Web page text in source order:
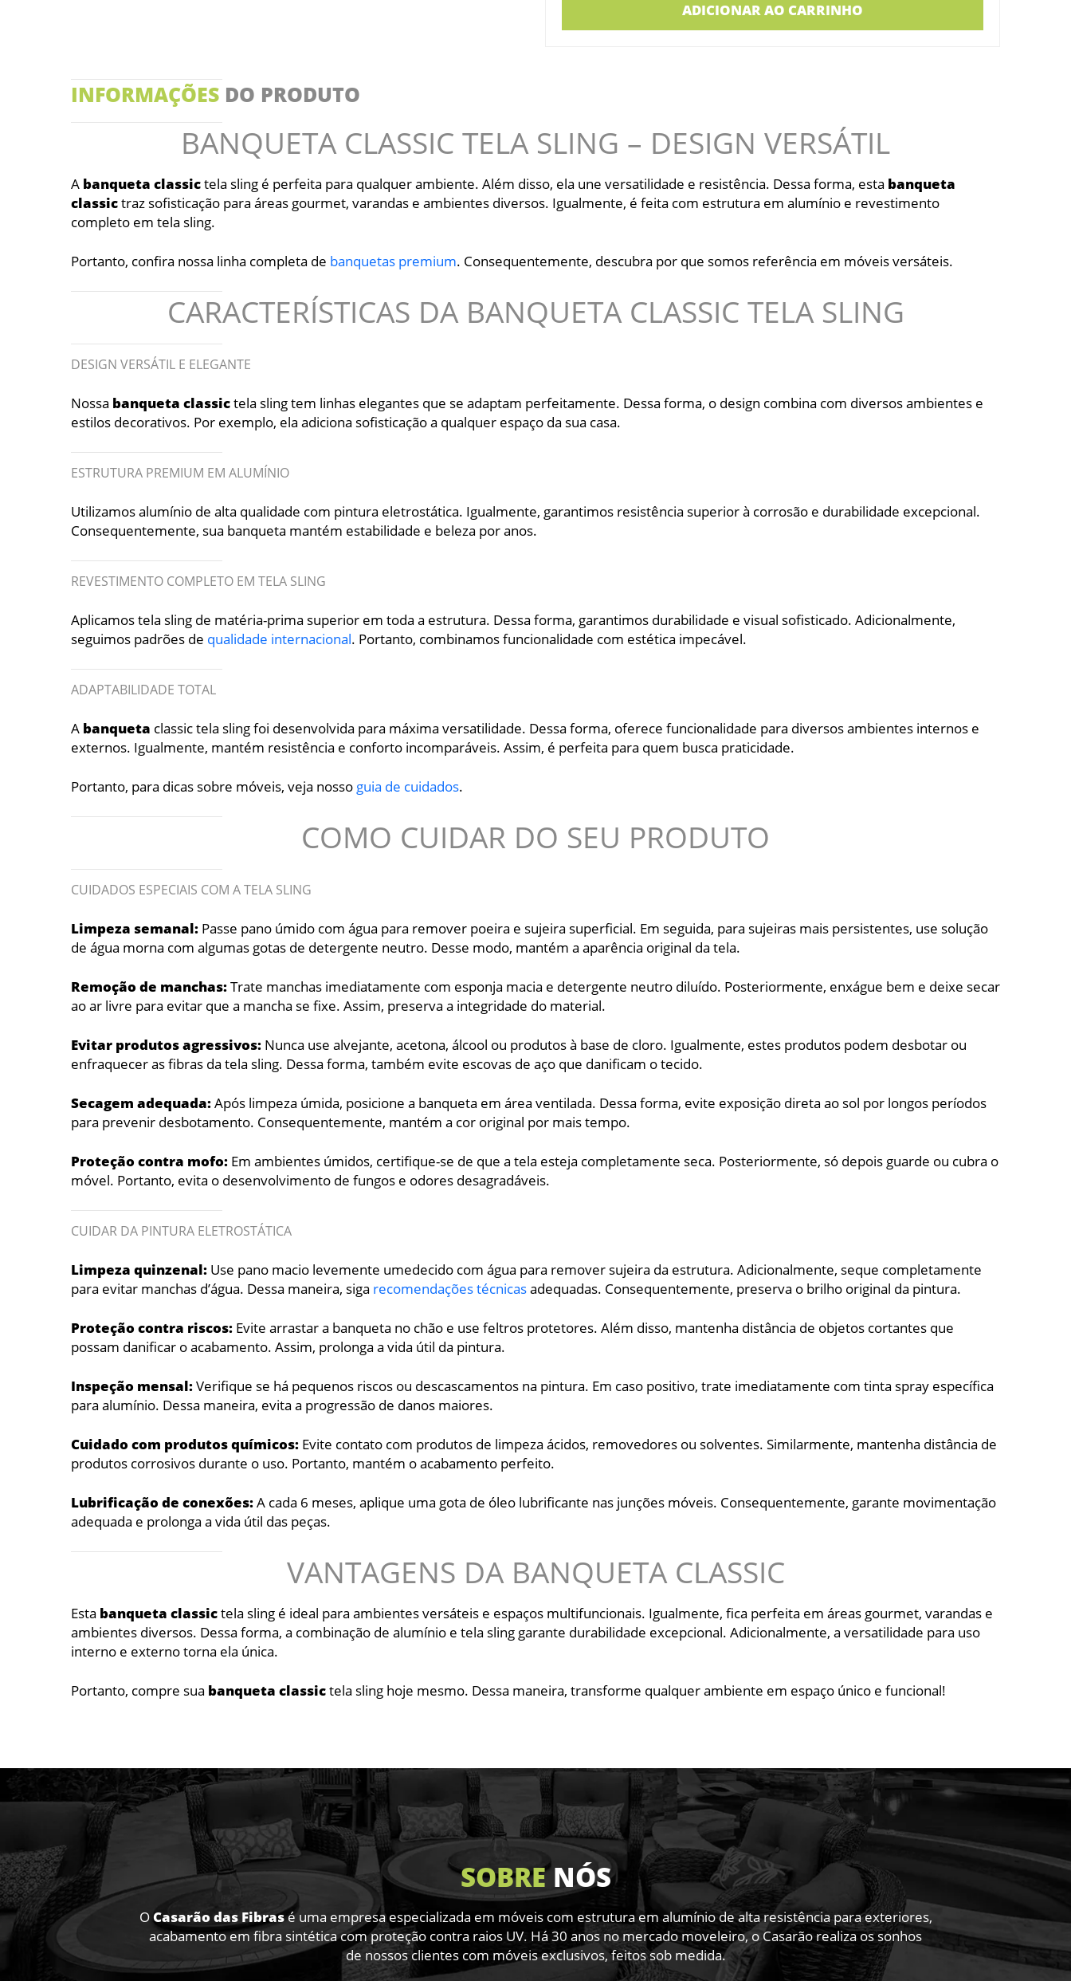
ADICIONAR AO CARRINHO
INFORMAÇÕES DO PRODUTO
BANQUETA CLASSIC TELA SLING – DESIGN VERSÁTIL
A banqueta classictela sling é perfeita para qualquer ambiente. Além disso, ela une versatilidade e resistência. Dessa forma, esta banqueta
classictraz sofisticação para áreas gourmet, varandas e ambientes diversos. Igualmente, é feita com estrutura em alumínio e revestimento
completo em tela sling.
Portanto, confira nossa linha completa de banquetas premium. Consequentemente, descubra por que somos referência em móveis versáteis.
CARACTERÍSTICAS DA BANQUETA CLASSIC TELA SLING
DESIGN VERSÁTIL E ELEGANTE
Nossa banqueta classictela sling tem linhas elegantes que se adaptam perfeitamente. Dessa forma, o design combina com diversos ambientes e
estilos decorativos. Por exemplo, ela adiciona sofisticação a qualquer espaço da sua casa.
ESTRUTURA PREMIUM EM ALUMÍNIO
Utilizamos alumínio de alta qualidade com pintura eletrostática. Igualmente, garantimos resistência superior à corrosão e durabilidade excepcional.
Consequentemente, sua banqueta mantém estabilidade e beleza por anos.
REVESTIMENTO COMPLETO EM TELA SLING
Aplicamos tela sling de matéria-prima superior em toda a estrutura. Dessa forma, garantimos durabilidade e visual sofisticado. Adicionalmente,
seguimos padrões de qualidade internacional. Portanto, combinamos funcionalidade com estética impecável.
ADAPTABILIDADE TOTAL
A banqueta classic tela sling foi desenvolvida para máxima versatilidade. Dessa forma, oferece funcionalidade para diversos ambientes internos e
externos. Igualmente, mantém resistência e conforto incomparáveis. Assim, é perfeita para quem busca praticidade.
Portanto, para dicas sobre móveis, veja nosso guia de cuidados.
COMO CUIDAR DO SEU PRODUTO
CUIDADOS ESPECIAIS COM A TELA SLING
Limpeza semanal: Passe pano úmido com água para remover poeira e sujeira superficial. Em seguida, para sujeiras mais persistentes, use solução
de água morna com algumas gotas de detergente neutro. Desse modo, mantém a aparência original da tela.
Remoção de manchas:Trate manchas imediatamente com esponja macia e detergente neutro diluído. Posteriormente, enxágue bem e deixe secar
ao ar livre para evitar que a mancha se fixe. Assim, preserva a integridade do material.
Evitar produtos agressivos: Nunca use alvejante, acetona, álcool ou produtos à base de cloro. Igualmente, estes produtos podem desbotar ou
enfraquecer as fibras da tela sling. Dessa forma, também evite escovas de aço que danificam o tecido.
Secagem adequada:Após limpeza úmida, posicione a banqueta em área ventilada. Dessa forma, evite exposição direta ao sol por longos períodos
para prevenir desbotamento. Consequentemente, mantém a cor original por mais tempo.
Proteção contra mofo: Em ambientes úmidos, certifique-se de que a tela esteja completamente seca. Posteriormente, só depois guarde ou cubra o
móvel. Portanto, evita o desenvolvimento de fungos e odores desagradáveis.
CUIDAR DA PINTURA ELETROSTÁTICA
Limpeza quinzenal: Use pano macio levemente umedecido com água para remover sujeira da estrutura. Adicionalmente, seque completamente
para evitar manchas d’água. Dessa maneira, siga recomendações técnicasadequadas. Consequentemente, preserva o brilho original da pintura.
Proteção contra riscos: Evite arrastar a banqueta no chão e use feltros protetores. Além disso, mantenha distância de objetos cortantes que
possam danificar o acabamento. Assim, prolonga a vida útil da pintura.
Inspeção mensal:Verifique se há pequenos riscos ou descascamentos na pintura. Em caso positivo, trate imediatamente com tinta spray específica
para alumínio. Dessa maneira, evita a progressão de danos maiores.
Cuidado com produtos químicos: Evite contato com produtos de limpeza ácidos, removedores ou solventes. Similarmente, mantenha distância de
produtos corrosivos durante o uso. Portanto, mantém o acabamento perfeito.
Lubrificação de conexões:A cada 6 meses, aplique uma gota de óleo lubrificante nas junções móveis. Consequentemente, garante movimentação
adequada e prolonga a vida útil das peças.
VANTAGENS DA BANQUETA CLASSIC
Esta banqueta classictela sling é ideal para ambientes versáteis e espaços multifuncionais. Igualmente, fica perfeita em áreas gourmet, varandas e
ambientes diversos. Dessa forma, a combinação de alumínio e tela sling garante durabilidade excepcional. Adicionalmente, a versatilidade para uso
interno e externo torna ela única.
Portanto, compre sua banqueta classictela sling hoje mesmo. Dessa maneira, transforme qualquer ambiente em espaço único e funcional!
SOBRENÓS
OCasarão das Fibrasé uma empresa especializada em móveis com estrutura em alumínio de alta resistência para exteriores,
acabamento em fibra sintética com proteção contra raios UV. Há 30 anos no mercado moveleiro, o Casarão realiza os sonhos
de nossos clientes com móveis exclusivos, feitos sob medida.